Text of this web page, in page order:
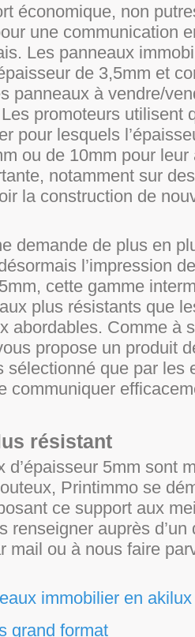
économique, non
une communication
Les panneaux
de 3,5mm et
panneaux à vendre/
promoteurs utilisent
pour lesquels
ou de 10mm pour leur
notamment sur
la construction de
demande de plus en
l’impression
cette gamme
plus résistants que
abordables. Comme à
propose un produit
sélectionné que par les
communiquer
résistant
d’épaisseur 5mm sont
Printimmo se
ce support aux
renseigner auprès
mail ou à nous faire
immobilier en akilux
grand format